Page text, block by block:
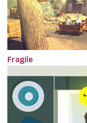
Fragile